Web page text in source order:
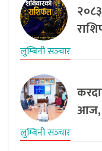
लुम्बिनी सञ्‍चार
आज,
लुम्बिनी सञ्‍चार